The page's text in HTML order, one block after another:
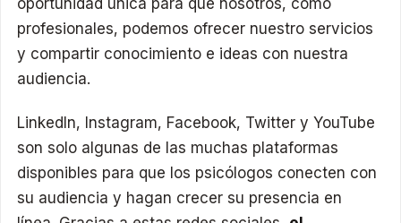
oportunidad única para que nosotros, como
profesionales, podemos ofrecer nuestro servicios
y compartir conocimiento e ideas con nuestra
audiencia.
LinkedIn, Instagram, Facebook, Twitter y YouTube
son solo algunas de las muchas plataformas
disponibles para que los psicólogos conecten con
su audiencia y hagan crecer su presencia en